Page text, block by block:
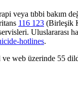
veya tıbbi bakım
116 123 (Birleşik
Uluslararası
hotlines.
web üzerinde 55